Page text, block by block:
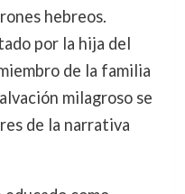
hebreos.
por la hija del
de la familia
milagroso se
de la narrativa